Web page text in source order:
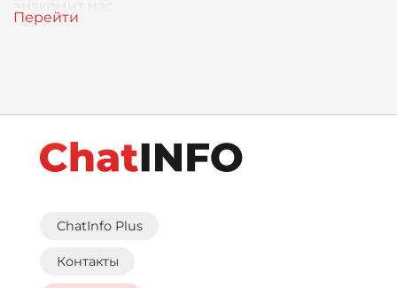
ChatInfo Plus
Контакты